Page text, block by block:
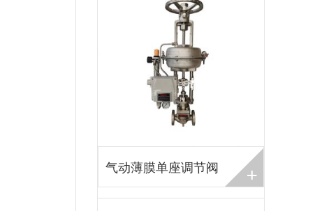
气动薄膜单座调节阀 +